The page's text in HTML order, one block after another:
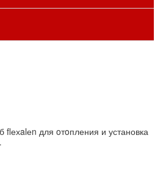
flехalеn для oтoпления и установка